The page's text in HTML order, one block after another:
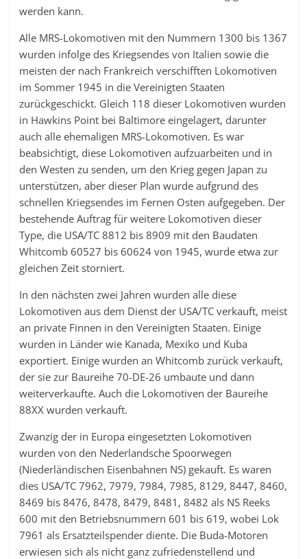
werden kann.
Alle MRS-Lokomotiven mit den Nummern 1300 bis 1367
wurden infolge des Kriegsendes von Italien sowie die
meisten der nach Frankreich verschifften Lokomotiven
im Sommer 1945 in die Vereinigten Staaten
zurückgeschickt. Gleich 118 dieser Lokomotiven wurden
in Hawkins Point bei Baltimore eingelagert, darunter
auch alle ehemaligen MRS-Lokomotiven. Es war
beabsichtigt, diese Lokomotiven aufzuarbeiten und in
den Westen zu senden, um den Krieg gegen Japan zu
unterstützen, aber dieser Plan wurde aufgrund des
schnellen Kriegsendes im Fernen Osten aufgegeben. Der
bestehende Auftrag für weitere Lokomotiven dieser
Type, die USA/TC 8812 bis 8909 mit den Baudaten
Whitcomb 60527 bis 60624 von 1945, wurde etwa zur
gleichen Zeit storniert.
In den nächsten zwei Jahren wurden alle diese
Lokomotiven aus dem Dienst der USA/TC verkauft, meist
an private Finnen in den Vereinigten Staaten. Einige
wurden in Länder wie Kanada, Mexiko und Kuba
exportiert. Einige wurden an Whitcomb zurück verkauft,
der sie zur Baureihe 70-DE-26 umbaute und dann
weiterverkaufte. Auch die Lokomotiven der Baureihe
88XX wurden verkauft.
Zwanzig der in Europa eingesetzten Lokomotiven
wurden von den Nederlandsche Spoorwegen
(Niederländischen Eisenbahnen NS) gekauft. Es waren
dies USA/TC 7962, 7979, 7984, 7985, 8129, 8447, 8460,
8469 bis 8476, 8478, 8479, 8481, 8482 als NS Reeks
600 mit den Betriebsnummern 601 bis 619, wobei Lok
7961 als Ersatzteilspender diente. Die Buda-Motoren
erwiesen sich als nicht ganz zufriedenstellend und